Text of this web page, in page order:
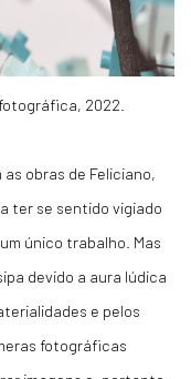
2022.
obras de Feliciano,
ter se sentido vigiado
único trabalho. Mas
devido a aura lúdica
e pelos
fotográficas